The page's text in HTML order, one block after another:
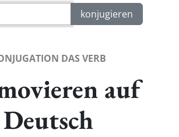
DAS VERB
auf
Deutsch